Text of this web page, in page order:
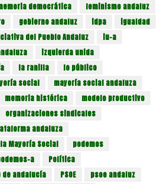
democrática
feminismo andaluz
gobierno andaluz idpa
igualdad
del Pueblo Andaluz
iu-a
izquierda unida
la ranilla
lo público
social
mayoría social andaluza
memoria histórica
modelo productivo
organizaciones sindicales
andaluza
Mayoría Social
podemos
a
Política
de andalucía PSOE
psoe andaluz